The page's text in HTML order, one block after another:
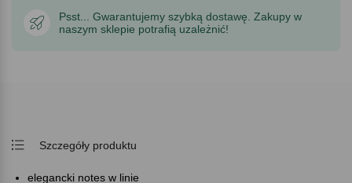
Psst... Gwarantujemy szybką dostawę. Zakupy w
naszym sklepie potrafią uzależnić!
Szczegóły produktu
elegancki notes w linie